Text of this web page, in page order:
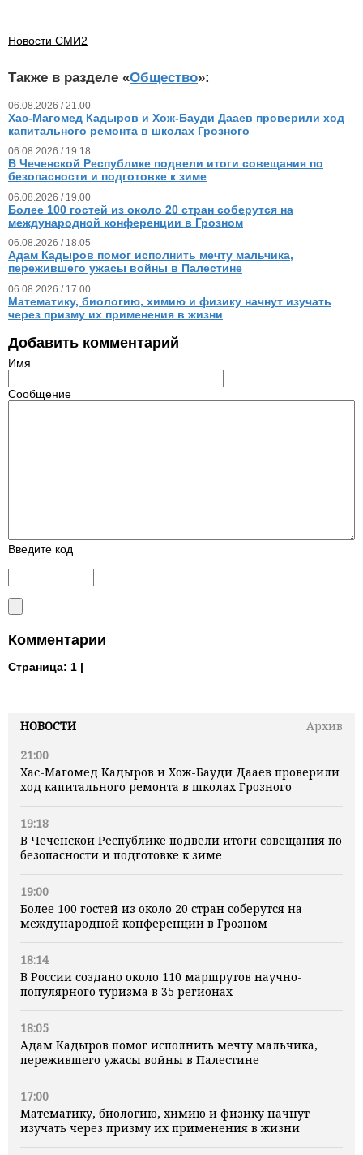
НОВОСТИ
Архив
21:00
Хас-Магомед Кадыров и Хож-Бауди Дааев проверили
ход капитального ремонта в школах Грозного
19:18
В Чеченской Республике подвели итоги совещания по
безопасности и подготовке к зиме
19:00
Более 100 гостей из около 20 стран соберутся на
международной конференции в Грозном
18:14
В России создано около 110 маршрутов научно-
популярного туризма в 35 регионах
18:05
Адам Кадыров помог исполнить мечту мальчика,
пережившего ужасы войны в Палестине
17:00
Математику, биологию, химию и физику начнут
изучать через призму их применения в жизни
Новости СМИ2
Также в разделе «Общество»:
06.08.2026 / 21.00
Хас-Магомед Кадыров и Хож-Бауди Дааев проверили ход
капитального ремонта в школах Грозного
06.08.2026 / 19.18
В Чеченской Республике подвели итоги совещания по
безопасности и подготовке к зиме
06.08.2026 / 19.00
Более 100 гостей из около 20 стран соберутся на
международной конференции в Грозном
06.08.2026 / 18.05
Адам Кадыров помог исполнить мечту мальчика,
пережившего ужасы войны в Палестине
06.08.2026 / 17.00
Математику, биологию, химию и физику начнут изучать
через призму их применения в жизни
Добавить комментарий
Имя
Сообщение
Введите код
Комментарии
Страница: 1 |